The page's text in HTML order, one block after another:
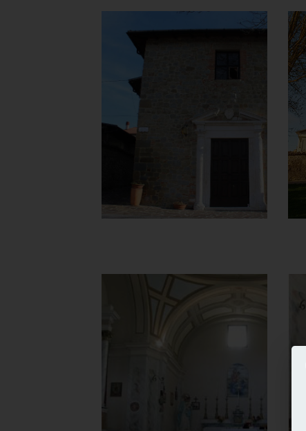
Chiesa della
Madonna del
Chiesa della
Carmine
Clicca per ingrandir